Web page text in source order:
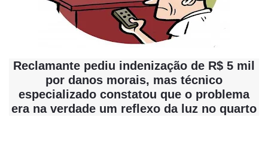
Reclamante pediu indenização de R$ 5 mil
por danos morais, mas técnico
especializado constatou que o problema
era na verdade um reflexo da luz no quarto